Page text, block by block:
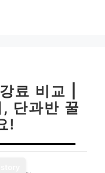
료 비교 |
단과반 꿀
!